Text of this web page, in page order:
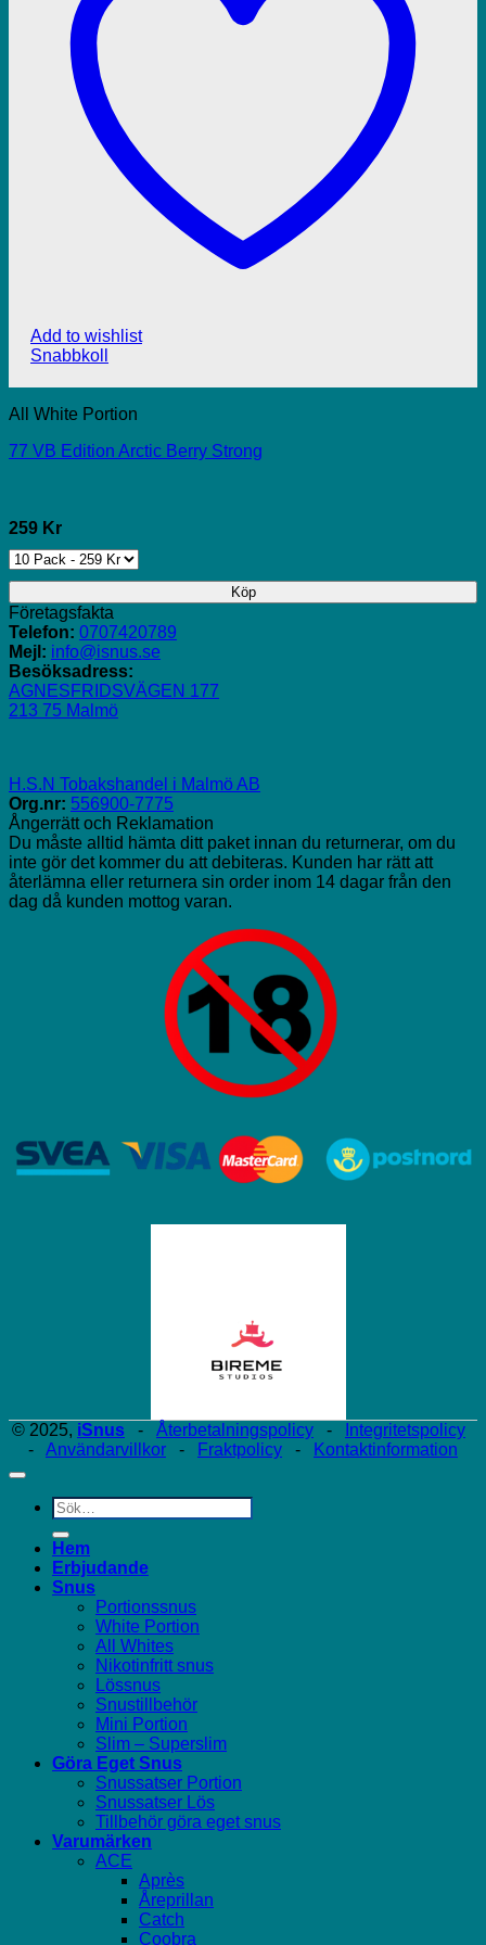
Add to wishlist
Snabbkoll
All White Portion
77 VB Edition Arctic Berry Strong
259 Kr
Köp
Företagsfakta
Telefon: 0707420789
Mejl: info@isnus.se
Besöksadress:
AGNESFRIDSVÄGEN 177
213 75 Malmö
H.S.N Tobakshandel i Malmö AB
Org.nr: 556900-7775
Ångerrätt och Reklamation
Du måste alltid hämta ditt paket innan du returnerar, om du
inte gör det kommer du att debiteras. Kunden har rätt att
återlämna eller returnera sin order inom 14 dagar från den
dag då kunden mottog varan.
© 2025, iSnus - Återbetalningspolicy -
Integritetspolicy
- Användarvillkor - Fraktpolicy - Kontaktinformation
Sök
efter:
Hem
Erbjudande
Snus
Portionssnus
White Portion
All Whites
Nikotinfritt snus
Lössnus
Snustillbehör
Mini Portion
Slim – Superslim
Göra Eget Snus
Snussatser Portion
Snussatser Lös
Tillbehör göra eget snus
Varumärken
ACE
Après
Åreprillan
Catch
Coobra